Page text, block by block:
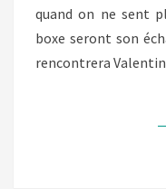
quand on ne sent
boxe seront son
rencontrera